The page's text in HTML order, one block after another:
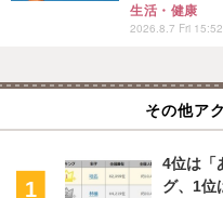
生活・健康
2026.8.7 Fri 15:52
その他ア
4位は「
グ、1位